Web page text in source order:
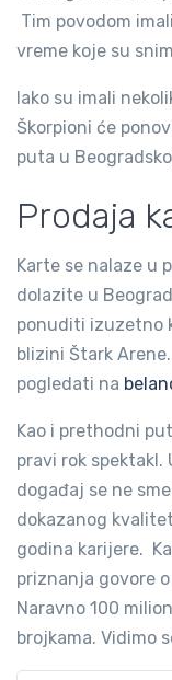
Tim povodom
vreme koje su
Iako su imali
Škorpioni će
puta u
Prodaja
Karte se nalaze u
dolazite u
ponuditi izuzetno
blizini Štark
pogledati na
Kao i prethodni
pravi rok spektakl.
događaj se ne
dokazanog
godina karijere.
priznanja govore
Naravno 100
brojkama. Vidimo